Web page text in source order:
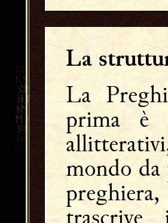
La
La
prima è
mondo da